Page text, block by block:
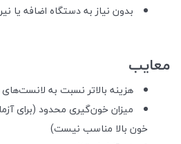
بدون نیاز به دستگاه اضافه یا
معایب
هزینه بالاتر نسبت به
میزان خون‌گیری محدود (برای
خون بالا مناسب نیست)